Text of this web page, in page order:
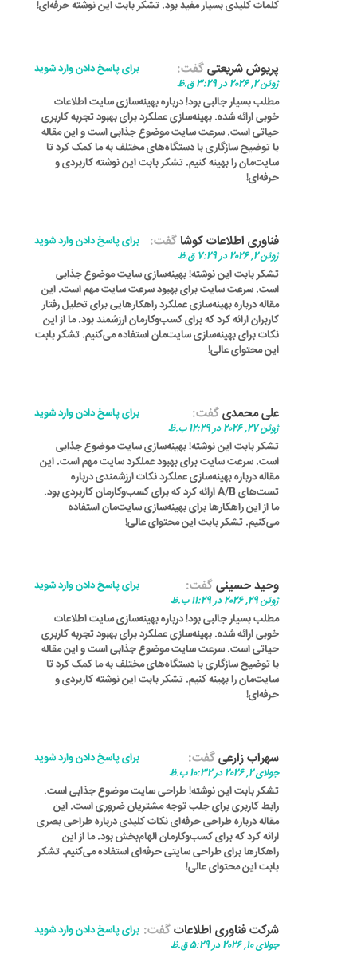
کلمات کلیدی بسیار مفید بود. تشکر بابت این نوشته حرفه‌ای!
پریوش شریعتیگفت:
ژوئن 2, 2026 در 3:29 ق.ظ
مطلب بسیار جالبی بود! درباره بهینه‌سازی سایت اطلاعات
خوبی ارائه شده. بهینه‌سازی عملکرد برای بهبود تجربه کاربری
حیاتی است. سرعت سایت موضوع جذابی است و این مقاله
با توضیح سازگاری با دستگاه‌های مختلف به ما کمک کرد تا
سایت‌مان را بهینه کنیم. تشکر بابت این نوشته کاربردی و
حرفه‌ای!
برای پاسخ دادن وارد شوید
فناوری اطلاعات کوشاگفت:
ژوئن 2, 2026 در 7:29 ق.ظ
تشکر بابت این نوشته! بهینه‌سازی سایت موضوع جذابی
است. سرعت سایت برای بهبود سرعت سایت مهم است. این
مقاله درباره بهینه‌سازی عملکرد راهکارهایی برای تحلیل رفتار
کاربران ارائه کرد که برای کسب‌وکارمان ارزشمند بود. ما از این
نکات برای بهینه‌سازی سایت‌مان استفاده می‌کنیم. تشکر بابت
این محتوای عالی!
برای پاسخ دادن وارد شوید
علی محمدیگفت:
ژوئن 27, 2026 در 12:29 ب.ظ
تشکر بابت این نوشته! بهینه‌سازی سایت موضوع جذابی
است. سرعت سایت برای بهبود عملکرد سایت مهم است. این
مقاله درباره بهینه‌سازی عملکرد نکات ارزشمندی درباره
تست‌های A/B ارائه کرد که برای کسب‌وکارمان کاربردی بود.
ما از این راهکارها برای بهینه‌سازی سایت‌مان استفاده
می‌کنیم. تشکر بابت این محتوای عالی!
برای پاسخ دادن وارد شوید
وحید حسینیگفت:
ژوئن 29, 2026 در 11:29 ب.ظ
مطلب بسیار جالبی بود! درباره بهینه‌سازی سایت اطلاعات
خوبی ارائه شده. بهینه‌سازی عملکرد برای بهبود تجربه کاربری
حیاتی است. سرعت سایت موضوع جذابی است و این مقاله
با توضیح سازگاری با دستگاه‌های مختلف به ما کمک کرد تا
سایت‌مان را بهینه کنیم. تشکر بابت این نوشته کاربردی و
حرفه‌ای!
برای پاسخ دادن وارد شوید
سهراب زارعیگفت:
جولای 2, 2026 در 10:32 ب.ظ
تشکر بابت این نوشته! طراحی سایت موضوع جذابی است.
رابط کاربری برای جلب توجه مشتریان ضروری است. این
مقاله درباره طراحی حرفه‌ای نکات کلیدی درباره طراحی بصری
ارائه کرد که برای کسب‌وکارمان الهام‌بخش بود. ما از این
راهکارها برای طراحی سایتی حرفه‌ای استفاده می‌کنیم. تشکر
بابت این محتوای عالی!
برای پاسخ دادن وارد شوید
شرکت فناوری اطلاعاتگفت:
جولای 10, 2026 در 5:29 ق.ظ
برای پاسخ دادن وارد شوید